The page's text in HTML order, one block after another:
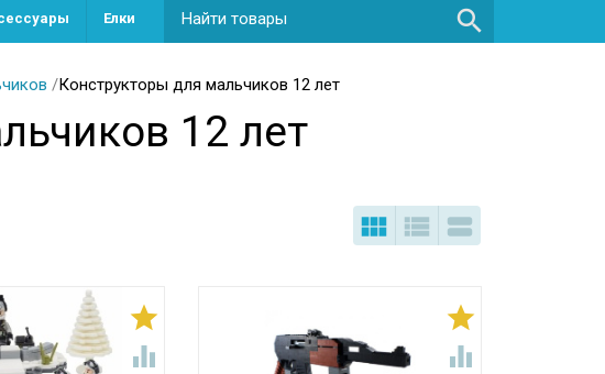
Елки 
/Конструкторы для мальчиков 12 лет
12 лет
  



